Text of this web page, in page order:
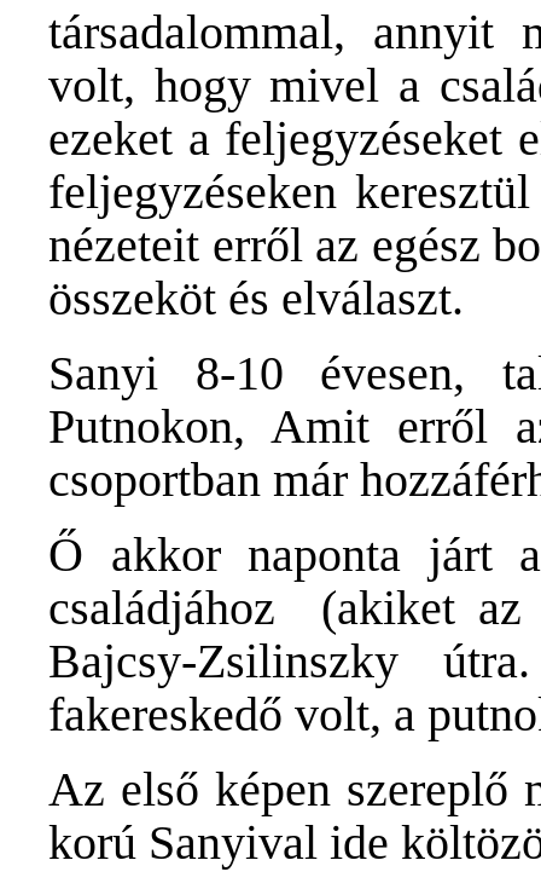
társadalommal, annyit
volt, hogy mivel a
ezeket a feljegyzéseket
feljegyzéseken
nézeteit erről az egész
összeköt és elválaszt.
Sanyi 8-10 évesen,
Putnokon, Amit erről
csoportban már
Ő akkor naponta járt
családjához (akiket
Bajcsy-Zsilinszky
fakereskedő volt, a
Az első képen szereplő
korú Sanyival ide